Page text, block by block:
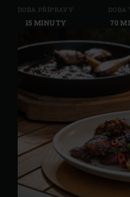
DOBA PŘÍPRAVY
15 MINUTY
DOBA
70